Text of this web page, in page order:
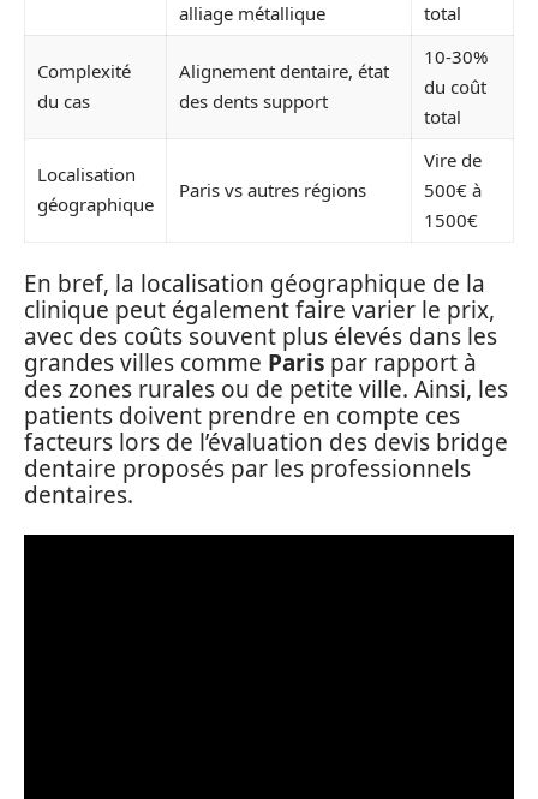
alliage métallique
total
Complexité
du cas
Alignement dentaire, état
des dents support
10-30%
du coût
total
Localisation
géographique
Paris vs autres régions
Vire de
500€ à
1500€
En bref, la localisation géographique de la
clinique peut également faire varier le prix,
avec des coûts souvent plus élevés dans les
grandes villes comme Paris par rapport à
des zones rurales ou de petite ville. Ainsi, les
patients doivent prendre en compte ces
facteurs lors de l’évaluation des devis bridge
dentaire proposés par les professionnels
dentaires.